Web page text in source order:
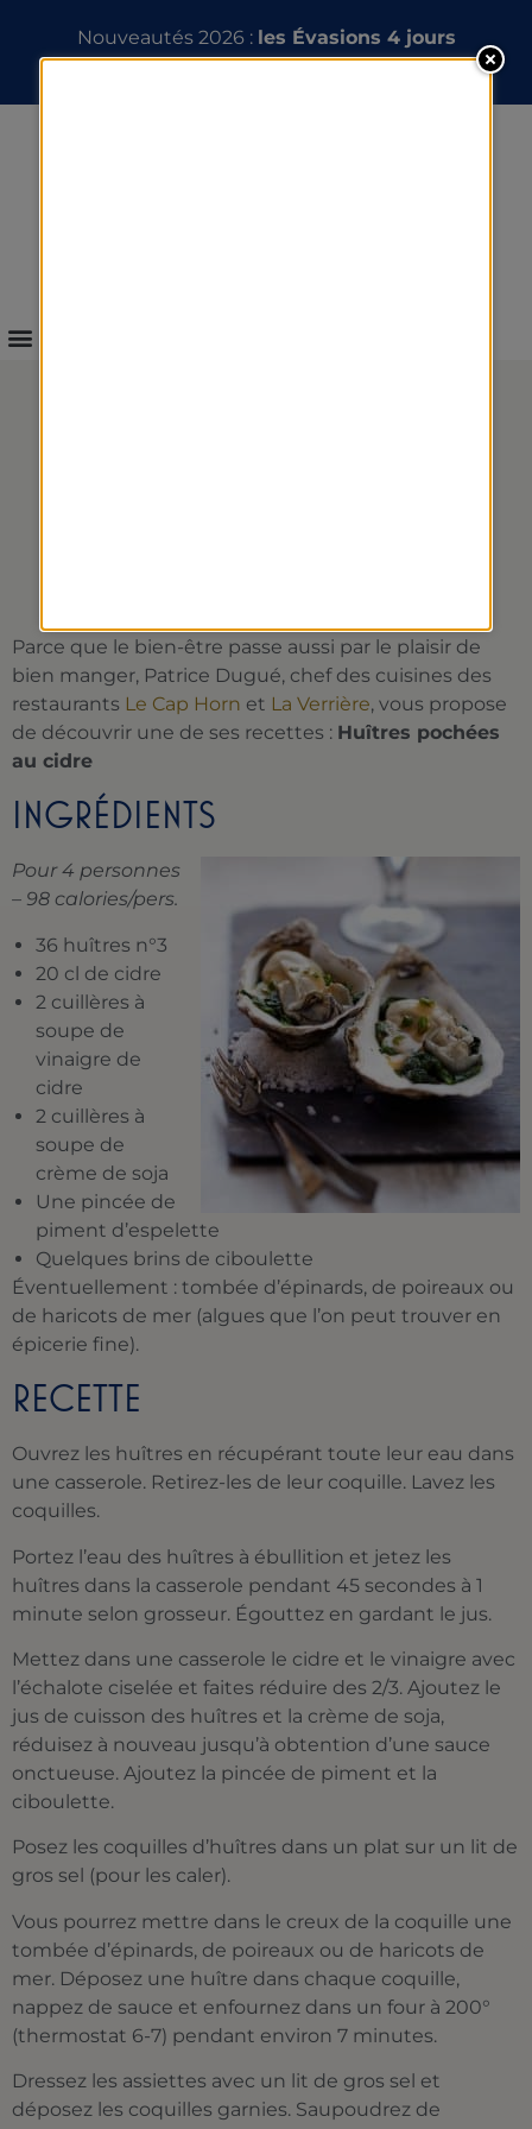
Nouveautés 2026 : les Évasions 4 jours
Parce que le bien-être passe aussi par le plaisir de
bien manger, Patrice Dugué, chef des cuisines des
restaurants Le Cap Horn et La Verrière, vous propose
de découvrir une de ses recettes : Huîtres pochées
au cidre
INGRÉDIENTS
Pour 4 personnes
– 98 calories/pers.
36 huîtres n°3
20 cl de cidre
2 cuillères à
soupe de
vinaigre de
cidre
2 cuillères à
soupe de
crème de soja
Une pincée de
piment d’espelette
Quelques brins de ciboulette
Éventuellement : tombée d’épinards, de poireaux ou
de haricots de mer (algues que l’on peut trouver en
épicerie fine).
RECETTE
Ouvrez les huîtres en récupérant toute leur eau dans
une casserole. Retirez-les de leur coquille. Lavez les
coquilles.
Portez l’eau des huîtres à ébullition et jetez les
huîtres dans la casserole pendant 45 secondes à 1
minute selon grosseur. Égouttez en gardant le jus.
Mettez dans une casserole le cidre et le vinaigre avec
l’échalote ciselée et faites réduire des 2/3. Ajoutez le
jus de cuisson des huîtres et la crème de soja,
réduisez à nouveau jusqu’à obtention d’une sauce
onctueuse. Ajoutez la pincée de piment et la
ciboulette.
Posez les coquilles d’huîtres dans un plat sur un lit de
gros sel (pour les caler).
Vous pourrez mettre dans le creux de la coquille une
tombée d’épinards, de poireaux ou de haricots de
mer. Déposez une huître dans chaque coquille,
nappez de sauce et enfournez dans un four à 200°
(thermostat 6-7) pendant environ 7 minutes.
Dressez les assiettes avec un lit de gros sel et
déposez les coquilles garnies. Saupoudrez de